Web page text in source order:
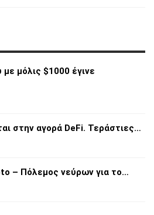
μόλις $1000 έγινε
στην αγορά DeFi. Τεράστιες…
– Πόλεμος νεύρων για το…